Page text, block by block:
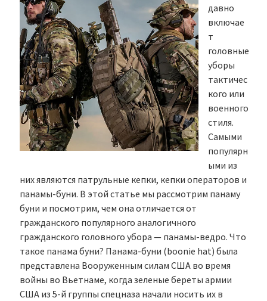
давно
включае
т
головные
уборы
тактичес
кого или
военного
стиля.
Самыми
популярн
ыми из
них являются патрульные кепки, кепки операторов и
панамы-буни. В этой статье мы рассмотрим панаму
буни и посмотрим, чем она отличается от
гражданского популярного аналогичного
гражданского головного убора — панамы-ведро. Что
такое панама буни? Панама-буни (boonie hat) была
представлена Вооруженным силам США во время
войны во Вьетнаме, когда зеленые береты армии
США из 5-й группы спецназа начали носить их в